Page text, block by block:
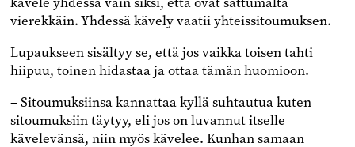
vierekkäin. Yhdessä kävely vaatii yhteissitoumuksen.
Lupaukseen sisältyy se, että jos vaikka toisen tahti
hiipuu, toinen hidastaa ja ottaa tämän huomioon.
– Sitoumuksiinsa kannattaa kyllä suhtautua kuten
sitoumuksiin täytyy, eli jos on luvannut itselle
kävelevänsä, niin myös kävelee. Kunhan samaan